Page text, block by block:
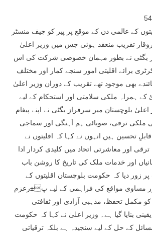
اقلیتوں کے عالمی دن کے موقع پر پیر کو چیف منسٹر
تقریب منعقد ہوئی جس میں وزیر اعلیٰ
بگٹی نے بطور مہمان خصوصی شرکت کی اس
برائے اقلیتی امور سنجے کمار اور مختلف
بھی موجود تھے تقریب کے دوران وزیر اعلیٰ
کے ہمراہ ملکی سلامتی اور استحکام کے لیے
بلوچستان میر سرفراز بگٹی نے اپنے پیغام
ملکی ترقی، صوبائی ہم آہنگی اور سماجی
تحسین ہیں انہوں نے کہا کہ اقلیتوں نے
اور معاشرتی اتحاد میں کلیدی کردار ادا
اور خدمات ملک کی تاریخ کا روشن باب
زور دیا کہ حکومت بلوچستان اقلیتوں کے
مساوی مواقع کی فراہمی کے لیے پ±رعزم
کو مکمل تحفظ، مذہبی آزادی اور ثقافتی
بنایا گیا ہے۔ وزیر اعلیٰ نے کہا کہ حکومت
کے حل کے لیے سنجیدہ ہے بلکہ ترقیاتی